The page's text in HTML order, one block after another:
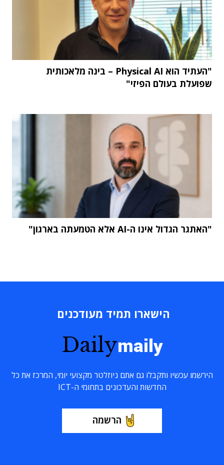
"העתיד הוא Physical AI – בינה מלאכותית
שפועלת בעולם הפיזי"
"האתגר הגדול אינו ה-AI אלא הטמעתה בארגון"
הישארו תמיד מעודכנים
Dailymaily
הירשמו עכשיו ותקבלו גם אתם ניוזלטר מקצועי יומי, המרכז את כל
החדשות והעדכונים בתחומי ה-ICT
הרשמה